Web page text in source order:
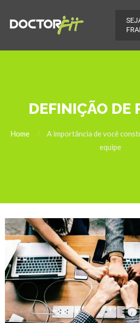
DEFINIÇÃO DE
Home
A importância de você
equipe